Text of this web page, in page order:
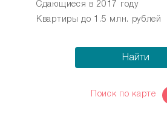
Сдающиеся в 2017 году
Квартиры до 1.5 млн. рублей
Найти
Поиск по карте